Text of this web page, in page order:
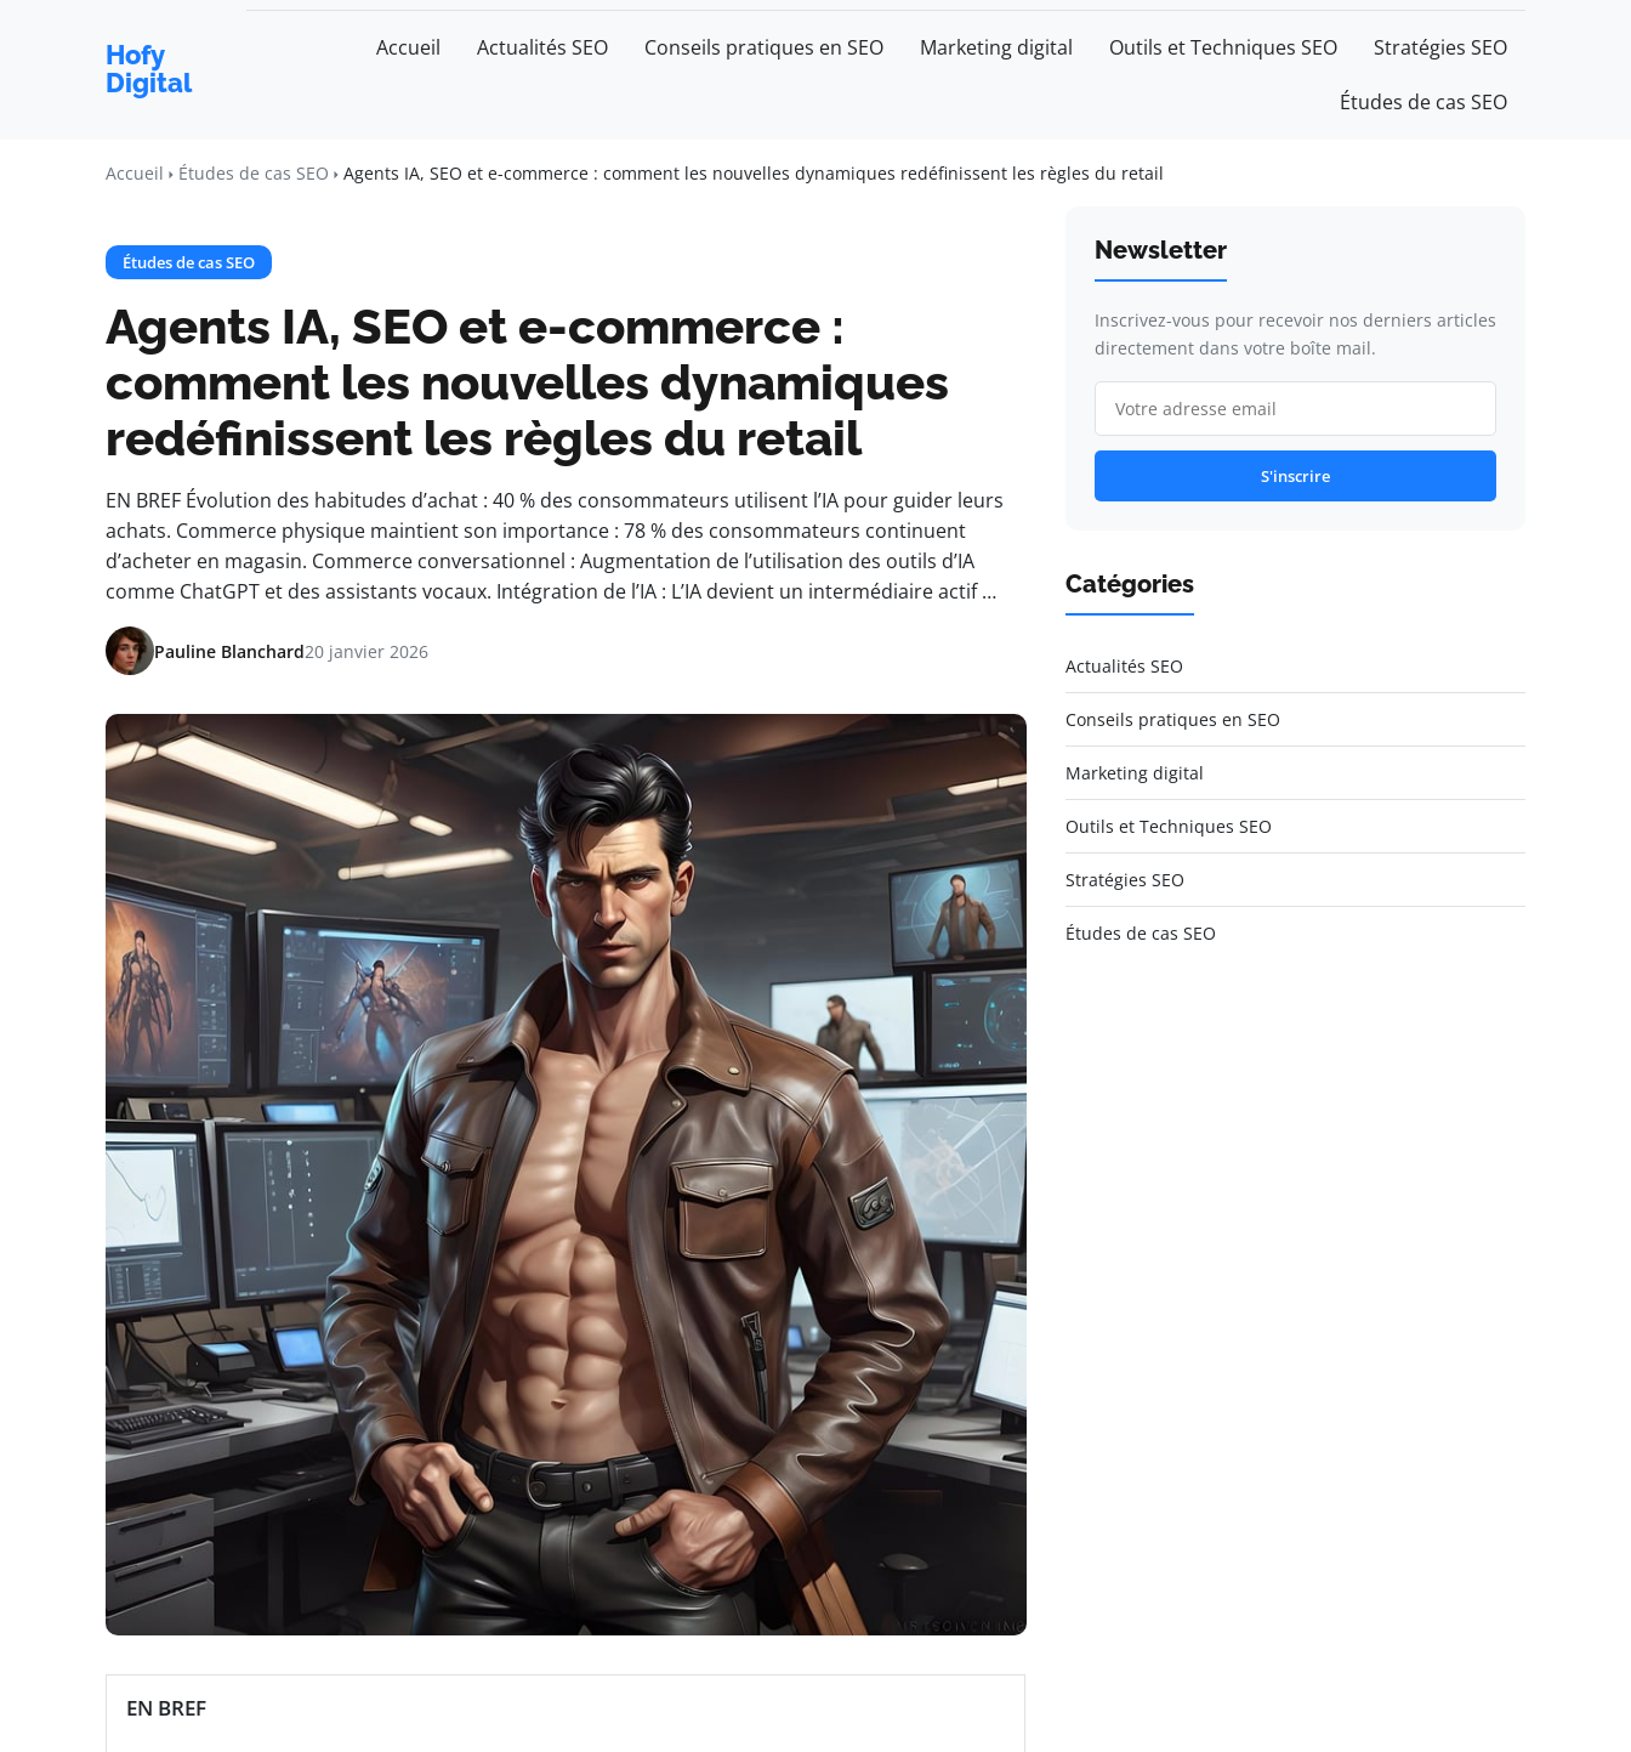
Hofy
Digital
Accueil Actualités SEO Conseils pratiques en SEO Marketing digital Outils et Techniques SEO Stratégies SEO
Études de cas SEO
Accueil Études de cas SEO Agents IA, SEO et e-commerce : comment les nouvelles dynamiques redéfinissent les règles du retail
Études de cas SEO
Agents IA, SEO et e-commerce :
comment les nouvelles dynamiques
redéfinissent les règles du retail
EN BREF Évolution des habitudes d’achat : 40 % des consommateurs utilisent l’IA pour guider leurs
achats. Commerce physique maintient son importance : 78 % des consommateurs continuent
d’acheter en magasin. Commerce conversationnel : Augmentation de l’utilisation des outils d’IA
comme ChatGPT et des assistants vocaux. Intégration de l’IA : L’IA devient un intermédiaire actif …
Pauline Blanchard20 janvier 2026
EN BREF
Newsletter
Inscrivez-vous pour recevoir nos derniers articles
directement dans votre boîte mail.
S'inscrire
Catégories
Actualités SEO
Conseils pratiques en SEO
Marketing digital
Outils et Techniques SEO
Stratégies SEO
Études de cas SEO